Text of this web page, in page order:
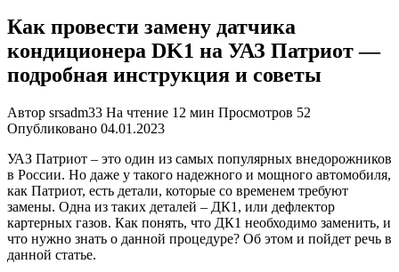
Как провести замену датчика
кондиционера DK1 на УАЗ Патриот —
подробная инструкция и советы
Автор srsadm33 На чтение 12 мин Просмотров 52
Опубликовано 04.01.2023
УАЗ Патриот – это один из самых популярных внедорожников
в России. Но даже у такого надежного и мощного автомобиля,
как Патриот, есть детали, которые со временем требуют
замены. Одна из таких деталей – ДК1, или дефлектор
картерных газов. Как понять, что ДК1 необходимо заменить, и
что нужно знать о данной процедуре? Об этом и пойдет речь в
данной статье.